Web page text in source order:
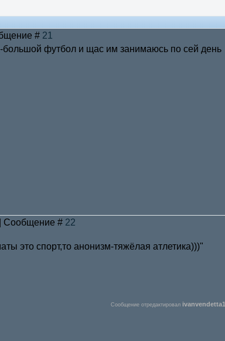
# 21
большой футбол и щас им занимаюсь по сей день
Сообщение # 22
это спорт,то анонизм-тяжёлая атлетика)))"
Сообщение отредактировал ivanvendetta1